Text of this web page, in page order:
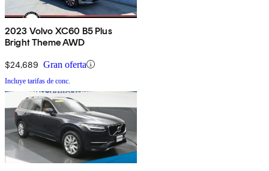
2023 Volvo XC60 B5 Plus
Bright Theme AWD
$24,689 Gran oferta
Incluye tarifas de conc.